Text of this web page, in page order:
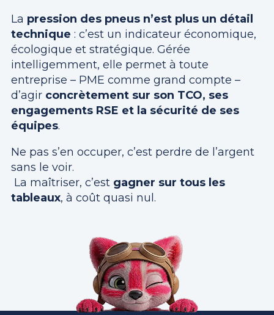
La pression des pneus n’est plus un détail
technique : c’est un indicateur économique,
écologique et stratégique. Gérée
intelligemment, elle permet à toute
entreprise – PME comme grand compte –
d’agir concrètement sur son TCO, ses
engagements RSE et la sécurité de ses
équipes.
Ne pas s’en occuper, c’est perdre de l’argent
sans le voir.
La maîtriser, c’est gagner sur tous les
tableaux, à coût quasi nul.